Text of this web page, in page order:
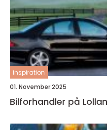
inspiration
01. November 2025
Bilforhandler på